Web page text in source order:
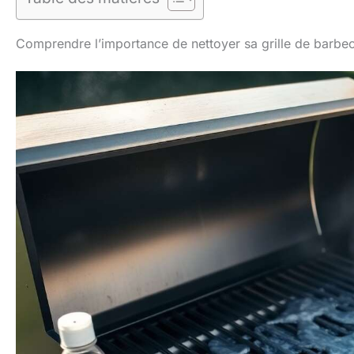
Comprendre l’importance de nettoyer sa grille de